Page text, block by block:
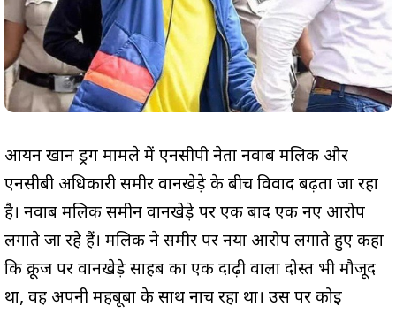
आर्यन खान ड्रग मामले में एनसीपी नेता नवाब मलिक और
एनसीबी अधिकारी समीर वानखेड़े के बीच विवाद बढ़ता जा रहा
है। नवाब मलिक समीन वानखेड़े पर एक बाद एक नए आरोप
लगाते जा रहे हैं। मलिक ने समीर पर नया आरोप लगाते हुए कहा
कि क्रूज पर वानखेड़े साहब का एक दाढ़ी वाला दोस्त भी मौजूद
था, वह अपनी महबूबा के साथ नाच रहा था। उस पर कोई